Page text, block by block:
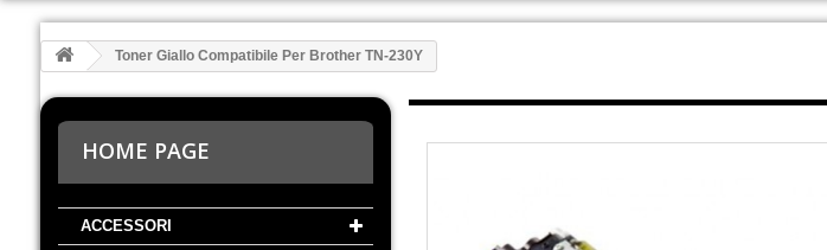
Toner Giallo Compatibile Per Brother TN-230Y
HOME PAGE
ACCESSORI